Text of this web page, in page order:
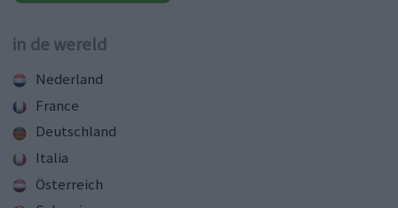
in de wereld
Nederland
France
Deutschland
Italia
Österreich